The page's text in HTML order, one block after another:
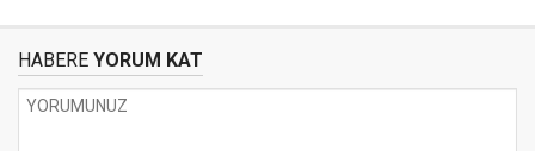
HABERE YORUM KAT